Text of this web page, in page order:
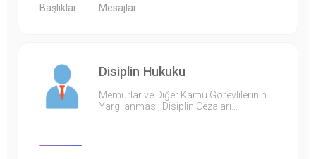
Başlıklar Mesajlar
Disiplin Hukuku
Memurlar ve Diğer Kamu Görevlilerinin
Yargılanması, Disiplin Cezaları…